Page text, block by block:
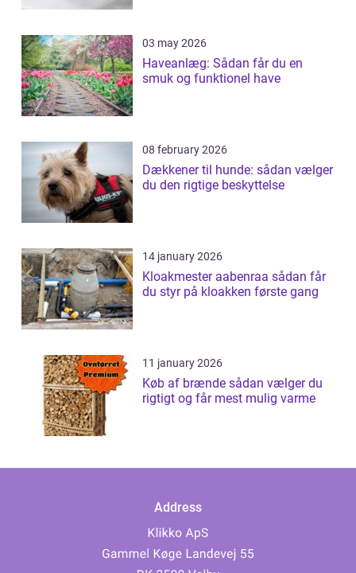
03 may 2026
Haveanlæg: Sådan får du en
smuk og funktionel have
08 february 2026
Dækkener til hunde: sådan vælger
du den rigtige beskyttelse
14 january 2026
Kloakmester aabenraa sådan får
du styr på kloakken første gang
11 january 2026
Køb af brænde sådan vælger du
rigtigt og får mest mulig varme
Address